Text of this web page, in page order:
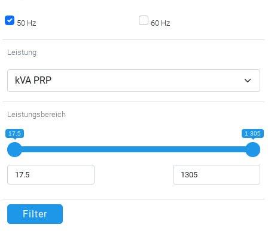
50 Hz 60 Hz
Leistung
Leistungsbereich
17.5 1 305
Filter